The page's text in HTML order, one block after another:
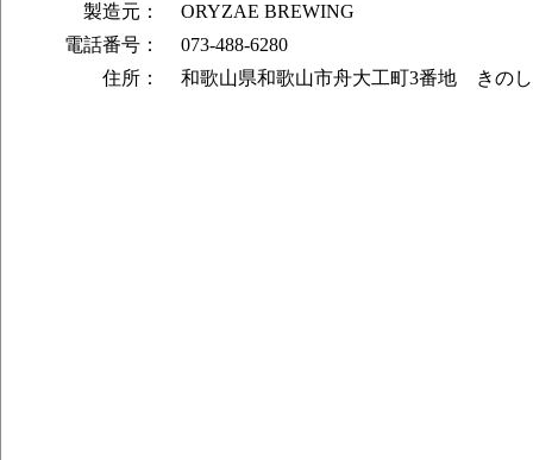
製造元：
ORYZAE BREWING
電話番号：
073-488-6280
住所：
和歌山県和歌山市舟大工町3番地 きの